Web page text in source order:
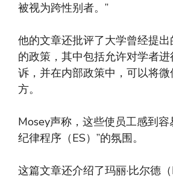
被视为跨性别者。”
他的文章还批评了大学曾经提
的政策，其中包括允许对学者
诉，并在内部政策中，可以将
方。
Mosey声称，这些使员工感到容
纪律程序（ES）”的氛围。
这篇文章还介绍了玛丽·比尔德